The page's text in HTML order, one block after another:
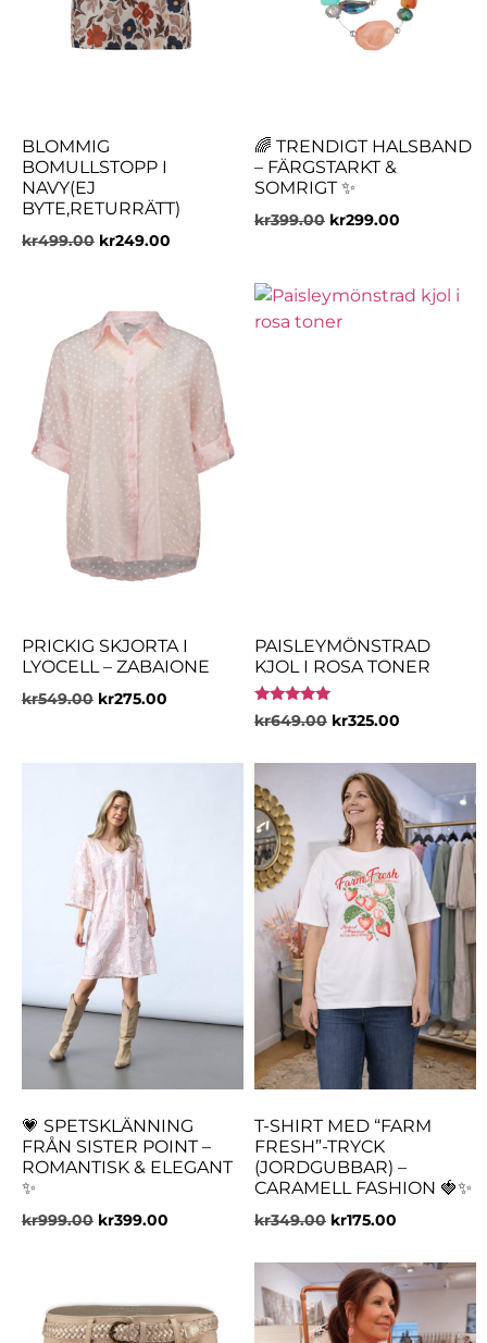
BLOMMIG
BOMULLSTOPP I
NAVY(EJ
BYTE,RETURRÄTT)
kr499.00 kr249.00
🌈 TRENDIGT HALSBAND
– FÄRGSTARKT &
SOMRIGT ✨
kr399.00 kr299.00
PRICKIG SKJORTA I
LYOCELL – ZABAIONE
kr549.00 kr275.00
PAISLEYMÖNSTRAD
KJOL I ROSA TONER
Betygsatt
5.00
kr649.00 kr325.00
💗 SPETSKLÄNNING
FRÅN SISTER POINT –
ROMANTISK & ELEGANT
✨
kr999.00 kr399.00
T-SHIRT MED “FARM
FRESH”-TRYCK
(JORDGUBBAR) –
CARAMELL FASHION 🍓✨
kr349.00 kr175.00